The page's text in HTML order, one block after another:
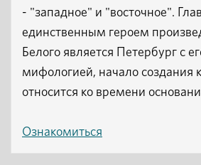
- "западное" и "восточное".
единственным героем
Белого является Петербург с
мифологией, начало создания
относится ко времени
Ознакомиться